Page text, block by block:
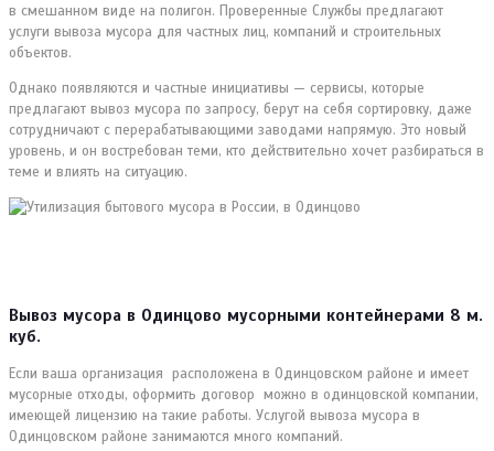
в смешанном виде на полигон. Проверенные Службы предлагают
услуги вывоза мусора для частных лиц, компаний и строительных
объектов.
Однако появляются и частные инициативы — сервисы, которые
предлагают вывоз мусора по запросу, берут на себя сортировку, даже
сотрудничают с перерабатывающими заводами напрямую. Это новый
уровень, и он востребован теми, кто действительно хочет разбираться в
теме и влиять на ситуацию.
Вывоз мусора в Одинцово мусорными контейнерами 8 м.
куб.
Если ваша организация расположена в Одинцовском районе и имеет
мусорные отходы, оформить договор можно в одинцовской компании,
имеющей лицензию на такие работы. Услугой вывоза мусора в
Одинцовском районе занимаются много компаний.